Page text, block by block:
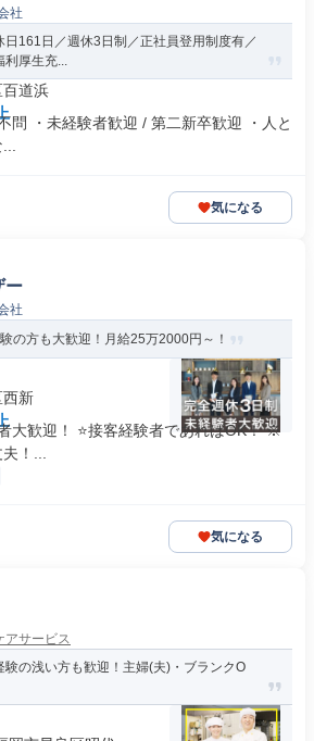
社
日161日／週休3日制／正社員登用制度有／
利厚生充...
道浜
問 ・未経験者歓迎 / 第二新卒歓迎 ・人と
気になる
ー
社
の方も大歓迎！月給25万2000円～！
西新
大歓迎！ ⭐接客経験者であればOK！ ※
！...
気になる
アサービス
験の浅い方も歓迎！主婦(夫)・ブランクO